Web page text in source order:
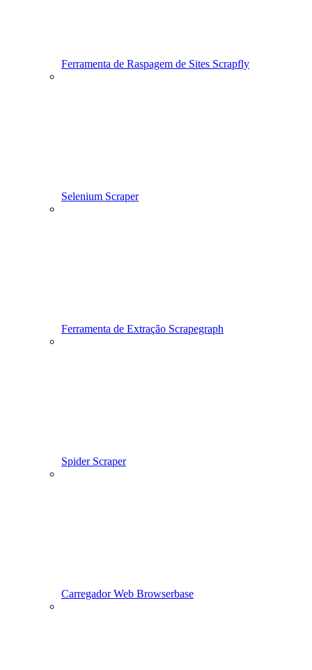
Ferramenta de Raspagem de Sites Scrapfly
Selenium Scraper
Ferramenta de Extração Scrapegraph
Spider Scraper
Carregador Web Browserbase